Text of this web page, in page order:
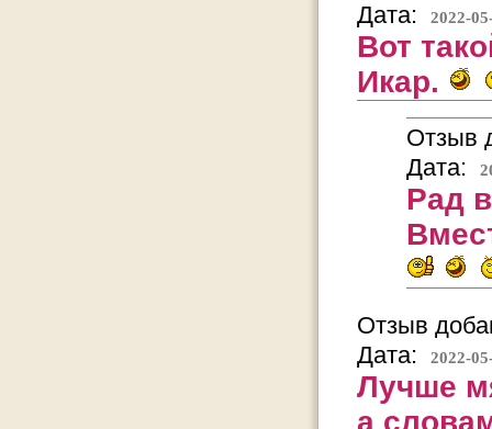
Дата:
2022-
Вот
Икар.
Отзыв
Дата:
Рад
Отзыв
Дата:
2022-
Лучше
а